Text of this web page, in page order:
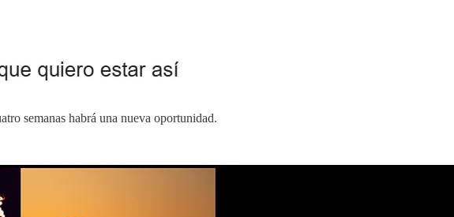
semanas habrá una nueva oportunidad.